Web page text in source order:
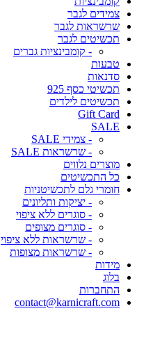
צמידים לגבר
שרשראות לגבר
תכשיטים לגבר
- קומבינציות גברים
טבעות
סדנאות
תכשיטי כסף 925
תכשיטים לילדים
Gift Card
SALE
- צמידי SALE
- שרשראות SALE
מוצרים נלווים
כל התכשיטים
חומרי גלם לתכשיטניות
- יציקות ותליונים
- סוגרים ללא ציפוי
- סוגרים מצופים
- שרשראות ללא ציפוי
- שרשראות מצופות
מידות
בלוג
התחברות
contact@karnicraft.com